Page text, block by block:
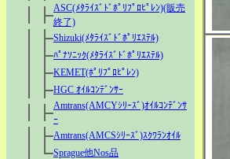
ASC(ﾒﾀﾗｲｽﾞﾄﾞﾎﾟﾘﾌﾟﾛﾋﾟﾚﾝ)(販売
終了)
Shizuki(ﾒﾀﾗｲｽﾞﾄﾞﾎﾟﾘｴｽﾃﾙ)
ﾊﾟﾅｿﾆｯｸ(ﾒﾀﾗｲｽﾞﾄﾞﾎﾟﾘｴｽﾃﾙ)
KEMET(ﾎﾟﾘﾌﾟﾛﾋﾟﾚﾝ)
HGC ｵｲﾙｺﾝﾃﾞﾝｻｰ
Amtrans(AMCYｼﾘｰｽﾞ)ｵｲﾙｺﾝﾃﾞﾝｻ
ｰ
Amtrans(AMCSｼﾘｰｽﾞ)ｽｸﾜﾗﾝｵｲﾙ
Sprague他Nos品